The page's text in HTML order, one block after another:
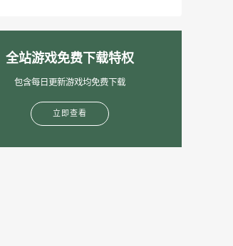
全站游戏免费下载特权
包含每日更新游戏均免费下载
立即查看